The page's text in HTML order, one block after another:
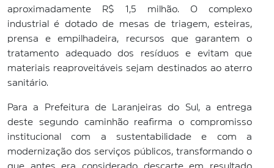
aproximadamente R$ 1,5 milhão. O complexo
industrial é dotado de mesas de triagem, esteiras,
prensa e empilhadeira, recursos que garantem o
tratamento adequado dos resíduos e evitam que
materiais reaproveitáveis sejam destinados ao aterro
sanitário.
Para a Prefeitura de Laranjeiras do Sul, a entrega
deste segundo caminhão reafirma o compromisso
institucional com a sustentabilidade e com a
modernização dos serviços públicos, transformando o
que antes era considerado descarte em resultado